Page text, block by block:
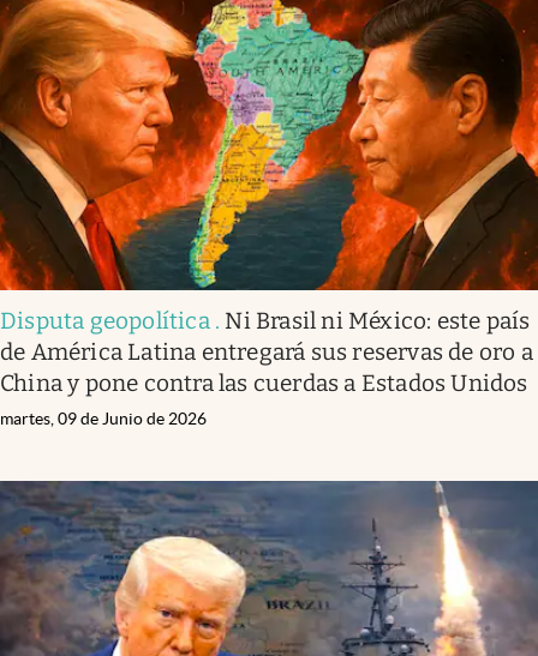
Disputa geopolítica . Ni Brasil ni México: este país
de América Latina entregará sus reservas de oro a
China y pone contra las cuerdas a Estados Unidos
martes, 09 de Junio de 2026